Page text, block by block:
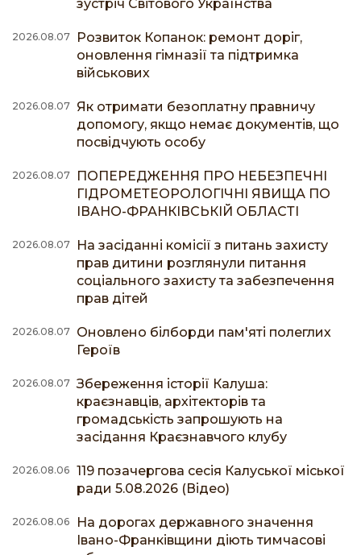
зустріч Світового Українства
2026.08.07
Розвиток Копанок: ремонт доріг,
оновлення гімназії та підтримка
військових
2026.08.07 Як отримати безоплатну правничу
допомогу, якщо немає документів, що
посвідчують особу
2026.08.07
ПОПЕРЕДЖЕННЯ ПРО НЕБЕЗПЕЧНІ
ГІДРОМЕТЕОРОЛОГІЧНІ ЯВИЩА ПО
ІВАНО-ФРАНКІВСЬКІЙ ОБЛАСТІ
2026.08.07
На засіданні комісії з питань захисту
прав дитини розглянули питання
соціального захисту та забезпечення
прав дітей
2026.08.07 Оновлено білборди пам'яті полеглих
Героїв
2026.08.07 Збереження історії Калуша:
краєзнавців, архітекторів та
громадськість запрошують на
засідання Краєзнавчого клубу
2026.08.06 119 позачергова сесія Калуської міської
ради 5.08.2026 (Відео)
2026.08.06
На дорогах державного значення
Івано-Франківщини діють тимчасові